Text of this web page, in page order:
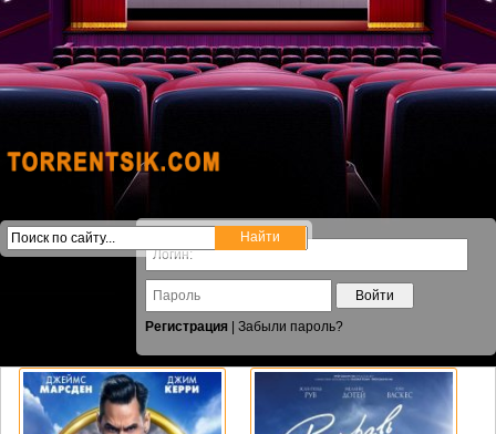
Войти
Регистрация
Забыли пароль?